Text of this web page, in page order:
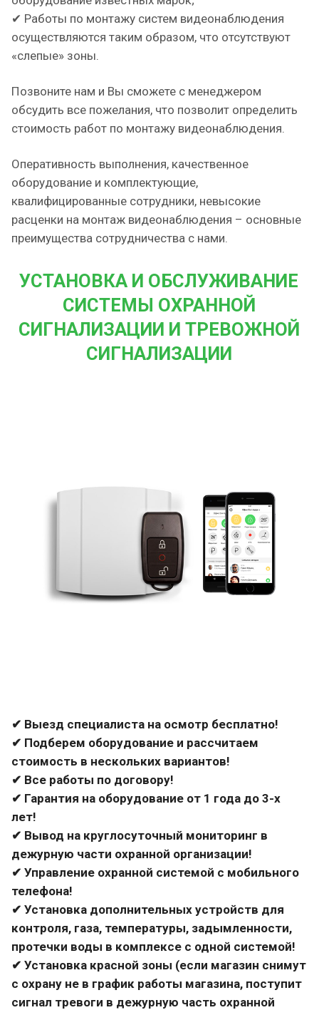
✔ Работы по монтажу систем видеонаблюдения
осуществляются таким образом, что отсутствуют
«слепые» зоны.
Позвоните нам и Вы сможете с менеджером
обсудить все пожелания, что позволит определить
стоимость работ по монтажу видеонаблюдения.
Оперативность выполнения, качественное
оборудование и комплектующие,
квалифицированные сотрудники, невысокие
расценки на монтаж видеонаблюдения – основные
преимущества сотрудничества с нами.
УСТАНОВКА И ОБСЛУЖИВАНИЕ
СИСТЕМЫ ОХРАННОЙ
СИГНАЛИЗАЦИИ И ТРЕВОЖНОЙ
СИГНАЛИЗАЦИИ
✔ Выезд специалиста на осмотр бесплатно!
✔ Подберем оборудование и рассчитаем
стоимость в нескольких вариантов!
✔ Все работы по договору!
✔ Гарантия на оборудование от 1 года до 3-х
лет!
✔ Вывод на круглосуточный мониторинг в
дежурную части охранной организации!
✔ Управление охранной системой с мобильного
телефона!
✔ Установка дополнительных устройств для
контроля, газа, температуры, задымленности,
протечки воды в комплексе с одной системой!
✔ Установка красной зоны (если магазин снимут
с охрану не в график работы магазина, поступит
сигнал тревоги в дежурную часть охранной